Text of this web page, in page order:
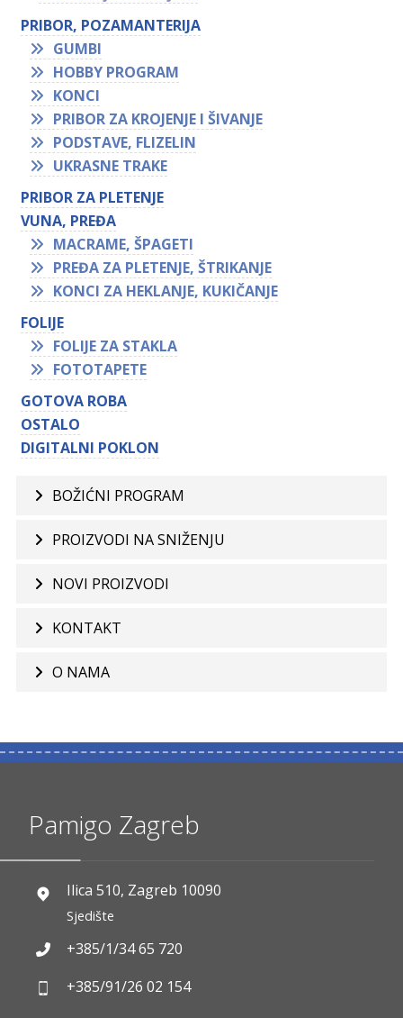
PRIBOR, POZAMANTERIJA
GUMBI
HOBBY PROGRAM
KONCI
PRIBOR ZA KROJENJE I ŠIVANJE
PODSTAVE, FLIZELIN
UKRASNE TRAKE
PRIBOR ZA PLETENJE
VUNA, PREĐA
MACRAME, ŠPAGETI
PREĐA ZA PLETENJE, ŠTRIKANJE
KONCI ZA HEKLANJE, KUKIČANJE
FOLIJE
FOLIJE ZA STAKLA
FOTOTAPETE
GOTOVA ROBA
OSTALO
DIGITALNI POKLON
BOŽIĆNI PROGRAM
PROIZVODI NA SNIŽENJU
NOVI PROIZVODI
KONTAKT
O NAMA
Pamigo Zagreb
Ilica 510, Zagreb 10090
Sjedište
+385/1/34 65 720
+385/91/26 02 154